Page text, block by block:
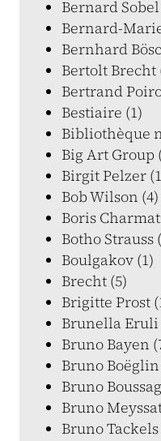
Bernard Sobel
Bernard-
Bernhard
Bertolt Brecht
Bertrand
Bestiaire (1)
Bibliothèque
Big Art Group
Birgit Pelzer
Bob Wilson (4)
Boris
Botho Strauss
Boulgakov (1)
Brecht (5)
Brigitte Prost
Brunella Eruli
Bruno Bayen
Bruno Boëglin
Bruno
Bruno
Bruno Tackels